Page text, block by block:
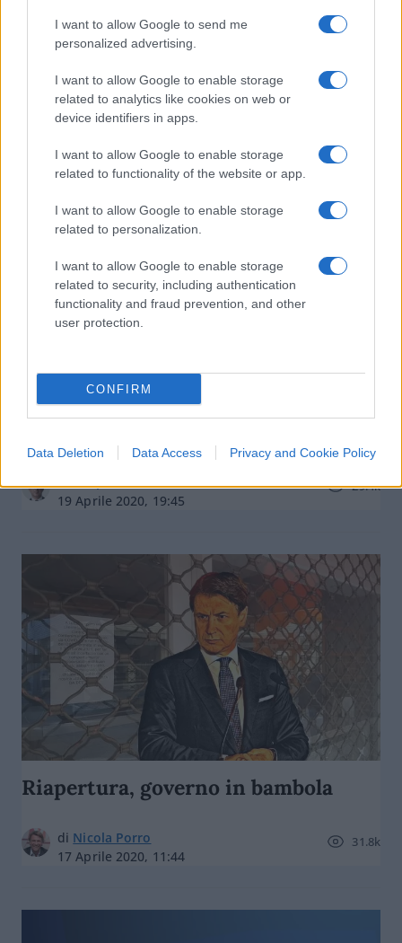
I want to allow Google to send me
personalized advertising.
I want to allow Google to enable storage
related to analytics like cookies on web or
device identifiers in apps.
I want to allow Google to enable storage
related to functionality of the website or app.
I want to allow Google to enable storage
related to personalization.
I want to allow Google to enable storage
related to security, including authentication
functionality and fraud prevention, and other
user protection.
CONFIRM
Data Deletion Data Access Privacy and Cookie Policy
Se canti Bella Ciao non serve
l’autocertificazione
diNicola Porro
26 Aprile 2020, 12:03
nicolaporro.it
Liquidità partite Iva, quello che non
diLeopoldo Gasbarro
19 Aprile 2020, 19:45
29.4k
Riapertura, governo in bambola
di Nicola Porro
17 Aprile 2020, 11:44
31.8k